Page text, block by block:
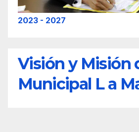
2023 - 2027
Visión y Misión
Municipal L a